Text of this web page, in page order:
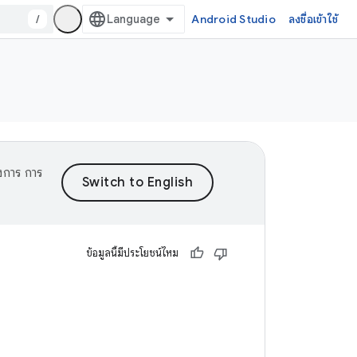
/ Android Studio ลงชื่อเข้าใช้
ร การ
ข้อมูลนี้มีประโยชน์ไหม